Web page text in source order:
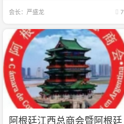
会长：严盛龙 7
阿根廷江西总商会暨阿根廷